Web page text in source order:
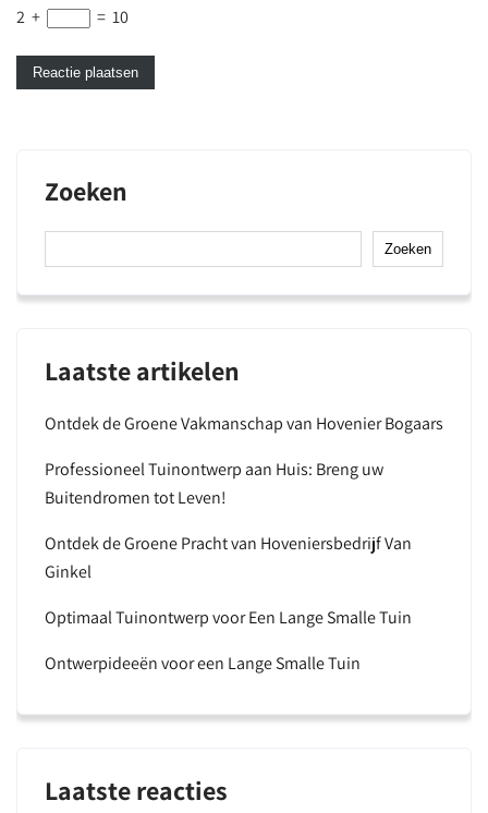
2 + = 10
Zoeken
Zoeken
Laatste artikelen
Ontdek de Groene Vakmanschap van Hovenier Bogaars
Professioneel Tuinontwerp aan Huis: Breng uw
Buitendromen tot Leven!
Ontdek de Groene Pracht van Hoveniersbedrijf Van
Ginkel
Optimaal Tuinontwerp voor Een Lange Smalle Tuin
Ontwerpideeën voor een Lange Smalle Tuin
Laatste reacties